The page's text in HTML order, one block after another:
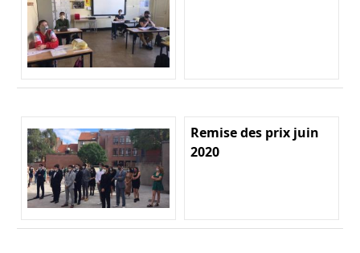
Remise des prix juin
2020